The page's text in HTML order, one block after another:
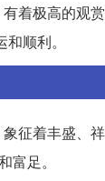
着极高的观
顺利。
征着丰盛、
富足。